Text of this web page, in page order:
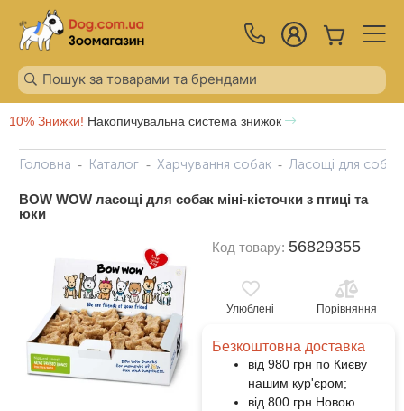
10% Знижки! Накопичувальна система знижок
Головна Каталог Харчування собак Ласощі для собак
BOW WOW ласощі для собак міні-кісточки з птиці та
юки
Код товару: 56829355
Улюблені Порівняння
Безкоштовна доставка
від 980 грн по Києву
нашим кур'єром;
від 800 грн Новою